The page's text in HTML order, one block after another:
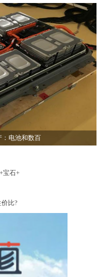
电池和数百
宝石+
比?